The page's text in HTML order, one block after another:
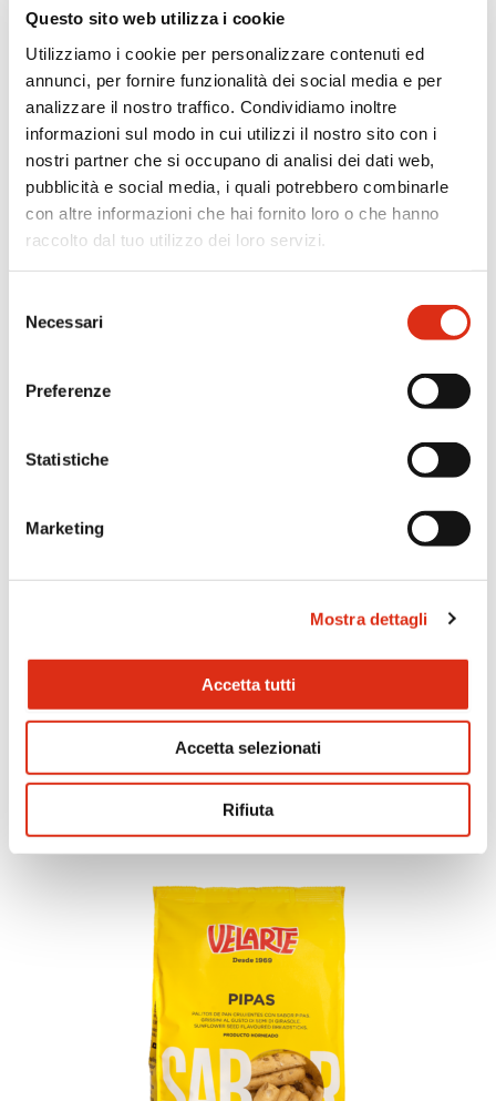
Questo sito web utilizza i cookie
Utilizziamo i cookie per personalizzare contenuti ed
annunci, per fornire funzionalità dei social media e per
analizzare il nostro traffico. Condividiamo inoltre
informazioni sul modo in cui utilizzi il nostro sito con i
nostri partner che si occupano di analisi dei dati web,
pubblicità e social media, i quali potrebbero combinarle
con altre informazioni che hai fornito loro o che hanno
raccolto dal tuo utilizzo dei loro servizi.
delNecessari
Preferenze
Statistiche
Marketing
Mostra dettagli
Accetta tutti
Accetta selezionati
Rifiuta
RECENSIONI
ALTRI GUSTI DELLA STESSA GAMMA
Ti potrebbe interessare
Bocconcini di pomodoro e origano